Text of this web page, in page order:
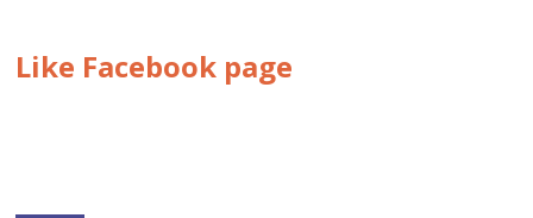
Like Facebook page